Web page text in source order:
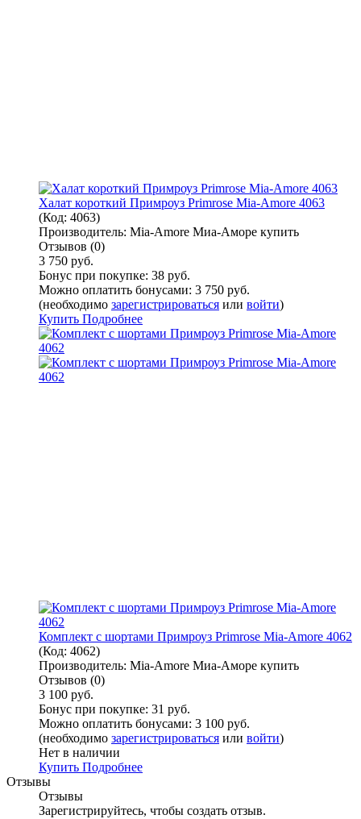
Халат короткий Примроуз Primrose Mia-Amore 4063
(Код: 4063)
Производитель: Mia-Amore Миа-Аморе купить
Отзывов (0)
3 750 руб.
Бонус при покупке: 38 руб.
Можно оплатить бонусами: 3 750 руб.
(необходимо зарегистрироваться или войти)
Купить Подробнее
Комплект с шортами Примроуз Primrose Mia-Amore 4062
(Код: 4062)
Производитель: Mia-Amore Миа-Аморе купить
Отзывов (0)
3 100 руб.
Бонус при покупке: 31 руб.
Можно оплатить бонусами: 3 100 руб.
(необходимо зарегистрироваться или войти)
Нет в наличии
Купить Подробнее
Отзывы
Отзывы
Зарегистрируйтесь, чтобы создать отзыв.